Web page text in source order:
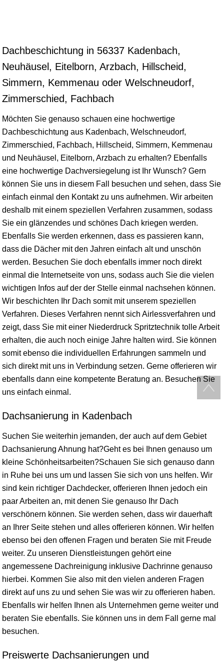
Dachbeschichtung in 56337 Kadenbach,
Neuhäusel, Eitelborn, Arzbach, Hillscheid,
Simmern, Kemmenau oder Welschneudorf,
Zimmerschied, Fachbach
Möchten Sie genauso schauen eine hochwertige
Dachbeschichtung aus Kadenbach, Welschneudorf,
Zimmerschied, Fachbach, Hillscheid, Simmern, Kemmenau
und Neuhäusel, Eitelborn, Arzbach zu erhalten? Ebenfalls
eine hochwertige Dachversiegelung ist Ihr Wunsch? Gern
können Sie uns in diesem Fall besuchen und sehen, dass Sie
einfach einmal den Kontakt zu uns aufnehmen. Wir arbeiten
deshalb mit einem speziellen Verfahren zusammen, sodass
Sie ein glänzendes und schönes Dach kriegen werden.
Ebenfalls Sie werden erkennen, dass es passieren kann,
dass die Dächer mit den Jahren einfach alt und unschön
werden. Besuchen Sie doch ebenfalls immer noch direkt
einmal die Internetseite von uns, sodass auch Sie die vielen
wichtigen Infos auf der der Stelle einmal nachsehen können.
Wir beschichten Ihr Dach somit mit unserem speziellen
Verfahren. Dieses Verfahren nennt sich Airlessverfahren und
zeigt, dass Sie mit einer Niederdruck Spritztechnik tolle Arbeit
erhalten, die auch noch einige Jahre halten wird. Sie können
somit ebenso die individuellen Erfahrungen sammeln und
sich direkt mit uns in Verbindung setzen. Gerne offerieren wir
ebenfalls dann eine kompetente Beratung an. Besuchen Sie
uns einfach einmal.
Dachsanierung in Kadenbach
Suchen Sie weiterhin jemanden, der auch auf dem Gebiet
Dachsanierung Ahnung hat?Geht es bei Ihnen genauso um
kleine Schönheitsarbeiten?Schauen Sie sich genauso dann
in Ruhe bei uns um und lassen Sie sich von uns helfen. Wir
sind kein richtiger Dachdecker, offerieren Ihnen jedoch ein
paar Arbeiten an, mit denen Sie genauso Ihr Dach
verschönern können. Sie werden sehen, dass wir dauerhaft
an Ihrer Seite stehen und alles offerieren können. Wir helfen
ebenso bei den offenen Fragen und beraten Sie mit Freude
weiter. Zu unseren Dienstleistungen gehört eine
angemessene Dachreinigung inklusive Dachrinne genauso
hierbei. Kommen Sie also mit den vielen anderen Fragen
direkt auf uns zu und sehen Sie was wir zu offerieren haben.
Ebenfalls wir helfen Ihnen als Unternehmen gerne weiter und
beraten Sie ebenfalls. Sie können uns in dem Fall gerne mal
besuchen.
Preiswerte Dachsanierungen und